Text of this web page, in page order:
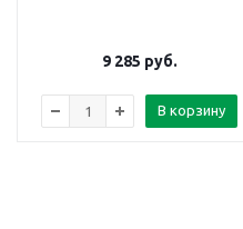
9 285 руб.
В корзину